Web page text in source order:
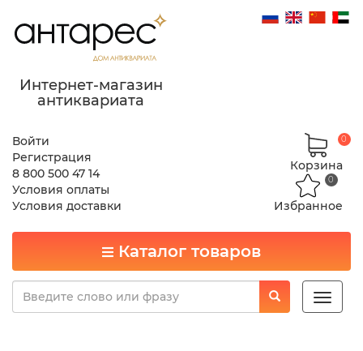
Интернет-магазин
антиквариата
Войти
Регистрация
8 800 500 47 14
Условия оплаты
Условия доставки
Корзина
0
Избранное
0
Каталог товаров
Toggle